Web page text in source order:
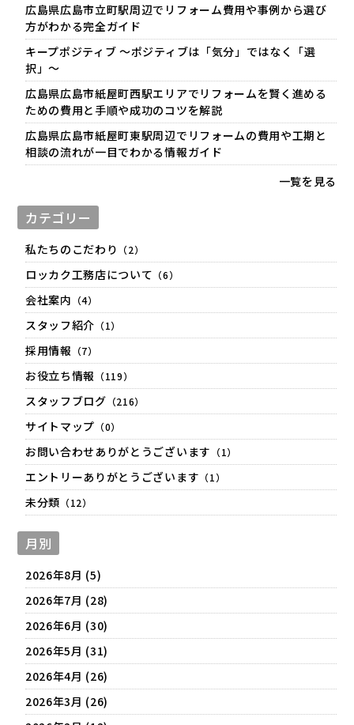
広島県広島市立町駅周辺でリフォーム費用や事例から選び
方がわかる完全ガイド
キープポジティブ 〜ポジティブは「気分」ではなく「選
択」〜
広島県広島市紙屋町西駅エリアでリフォームを賢く進める
ための費用と手順や成功のコツを解説
広島県広島市紙屋町東駅周辺でリフォームの費用や工期と
相談の流れが一目でわかる情報ガイド
一覧を見る
カテゴリー
私たちのこだわり （2）
ロッカク工務店について （6）
会社案内 （4）
スタッフ紹介 （1）
採用情報 （7）
お役立ち情報 （119）
スタッフブログ （216）
サイトマップ （0）
お問い合わせありがとうございます （1）
エントリーありがとうございます （1）
未分類 （12）
月別
2026年8月 (5)
2026年7月 (28)
2026年6月 (30)
2026年5月 (31)
2026年4月 (26)
2026年3月 (26)